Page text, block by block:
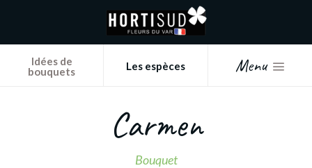
Idées de
bouquets
Les espèces Menu
Carmen
Bouquet